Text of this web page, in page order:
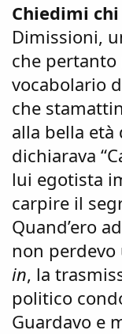
Chiedimi
Dimissioni,
che pertanto
vocabolario
che
alla bella
dichiarava
lui egotista
carpire il
Quand’ero
non
in, la
politico
Guardavo e